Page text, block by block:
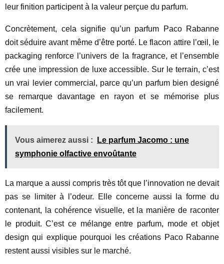
leur finition participent à la valeur perçue du parfum.
Concrètement, cela signifie qu’un parfum Paco Rabanne
doit séduire avant même d’être porté. Le flacon attire l’œil, le
packaging renforce l’univers de la fragrance, et l’ensemble
crée une impression de luxe accessible. Sur le terrain, c’est
un vrai levier commercial, parce qu’un parfum bien designé
se remarque davantage en rayon et se mémorise plus
facilement.
Vous aimerez aussi :
Le parfum Jacomo : une
symphonie olfactive envoûtante
La marque a aussi compris très tôt que l’innovation ne devait
pas se limiter à l’odeur. Elle concerne aussi la forme du
contenant, la cohérence visuelle, et la manière de raconter
le produit. C’est ce mélange entre parfum, mode et objet
design qui explique pourquoi les créations Paco Rabanne
restent aussi visibles sur le marché.